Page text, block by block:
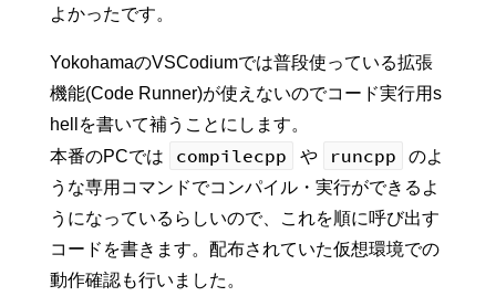
よかったです。
YokohamaのVSCodiumでは普段使っている拡張
機能(Code Runner)が使えないのでコード実行用s
hellを書いて補うことにします。
本番のPCでは
compilecpp や runcpp
のよ
うな専用コマンドでコンパイル・実行ができるよ
うになっているらしいので、これを順に呼び出す
コードを書きます。配布されていた仮想環境での
動作確認も行いました。